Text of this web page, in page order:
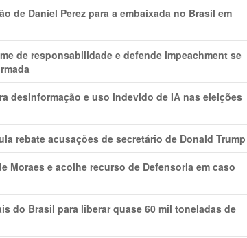
de Daniel Perez para a embaixada no Brasil em
de responsabilidade e defende impeachment se
desinformação e uso indevido de IA nas eleições
rebate acusações de secretário de Donald Trump
Moraes e acolhe recurso de Defensoria em caso
do Brasil para liberar quase 60 mil toneladas de